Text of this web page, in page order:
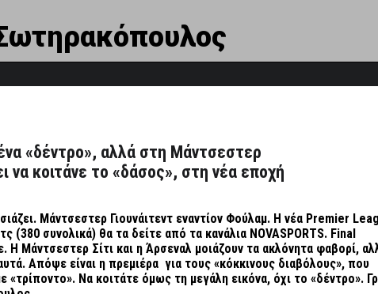
«δέντρο», αλλά στη Μάντσεστερ
να κοιτάνε το «δάσος», στη νέα εποχή
Μάντσεστερ Γιουνάιτεντ εναντίον Φούλαμ. Η νέα Premier
(380 συνολικά) θα τα δείτε από τα κανάλια NOVASPORTS. Final
Η Μάντσεστερ Σίτι και η Άρσεναλ μοιάζουν τα ακλόνητα φαβορί,
Απόψε είναι η πρεμιέρα για τους «κόκκινους διαβόλους», που
«τρίποντο». Να κοιτάτε όμως τη μεγάλη εικόνα, όχι το «δέντρο».